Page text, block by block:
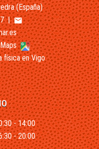
(España)
|email
Maps
física en Vigo
- 14:00
- 20:00